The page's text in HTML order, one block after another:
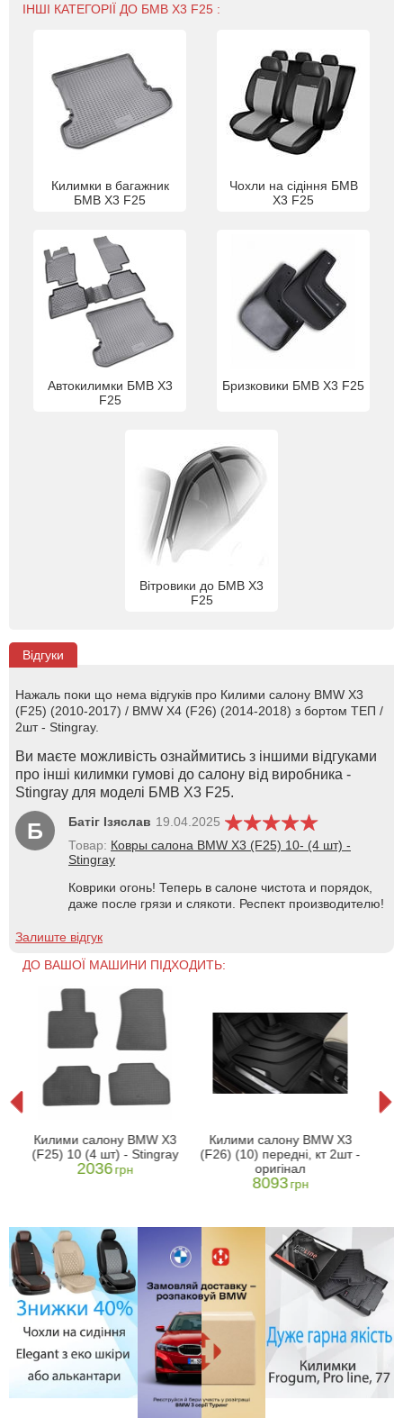
ІНШІ КАТЕГОРІЇ ДО БМВ Х3 F25 :
Килимки в багажник
БМВ Х3 F25
Чохли на сідіння БМВ
Х3 F25
Автокилимки БМВ Х3
F25
Бризковики БМВ Х3 F25
Вітровики до БМВ Х3
F25
Відгуки
Нажаль поки що нема відгуків про Килими салону BMW X3
(F25) (2010-2017) / BMW X4 (F26) (2014-2018) з бортом ТЕП /
2шт - Stingray.
Ви маєте можливість ознаймитись з іншими відгуками
про інші килимки гумові до салону від виробника -
Stingray для моделі БМВ Х3 F25.
Б Батіг Ізяслав 19.04.2025
Товар: Ковры салона BMW X3 (F25) 10- (4 шт) -
Stingray
Коврики огонь! Теперь в салоне чистота и порядок,
даже после грязи и слякоти. Респект производителю!
Залиште відгук
ДО ВАШОЇ МАШИНИ ПІДХОДИТЬ:
Килими салону BMW X3
(F25) 10 (4 шт) - Stingray
2036грн
Килими салону BMW X3
(F26) (10) передні, кт 2шт -
оригінал
8093грн